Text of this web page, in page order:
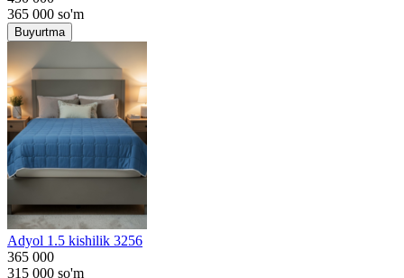
365 000 so'm
Buyurtma
Adyol 1.5 kishilik 3256
365 000
315 000 so'm